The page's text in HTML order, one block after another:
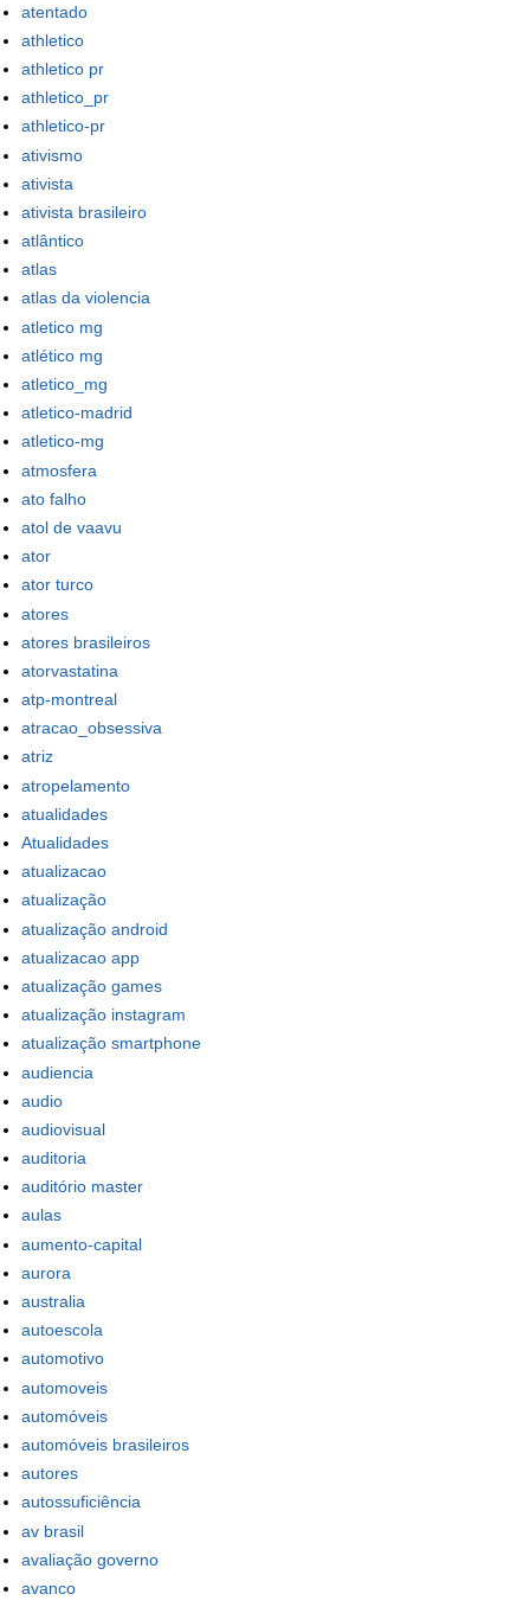
atentado
athletico
athletico pr
athletico_pr
athletico-pr
ativismo
ativista
ativista brasileiro
atlântico
atlas
atlas da violencia
atletico mg
atlético mg
atletico_mg
atletico-madrid
atletico-mg
atmosfera
ato falho
atol de vaavu
ator
ator turco
atores
atores brasileiros
atorvastatina
atp-montreal
atracao_obsessiva
atriz
atropelamento
atualidades
Atualidades
atualizacao
atualização
atualização android
atualizacao app
atualização games
atualização instagram
atualização smartphone
audiencia
audio
audiovisual
auditoria
auditório master
aulas
aumento-capital
aurora
australia
autoescola
automotivo
automoveis
automóveis
automóveis brasileiros
autores
autossuficiência
av brasil
avaliação governo
avanco